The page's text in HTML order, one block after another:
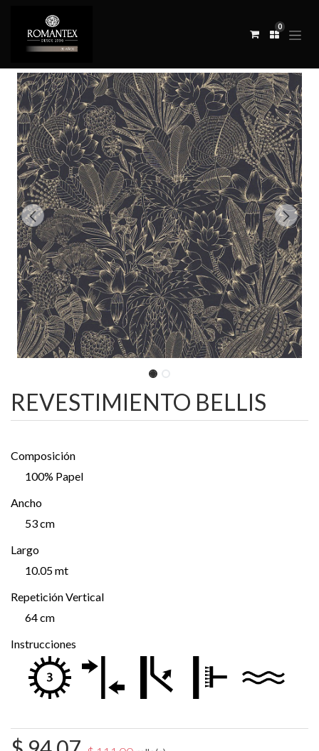
0
REVESTIMIENTO BELLIS
Composición
100% Papel
Ancho
53 cm
Largo
10.05 mt
Repetición Vertical
64 cm
Instrucciones